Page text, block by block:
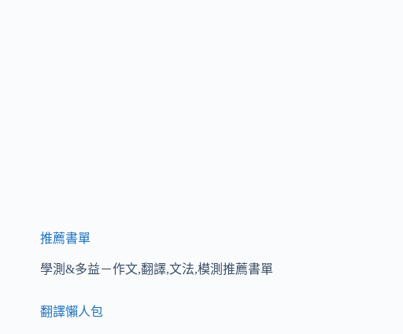
推薦書單
學測&多益－作文,翻譯,文法,模測推薦書單
翻譯懶人包